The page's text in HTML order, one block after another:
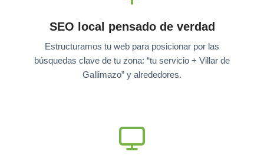
SEO local pensado de verdad
Estructuramos tu web para posicionar por las
búsquedas clave de tu zona: “tu servicio + Villar de
Gallimazo” y alrededores.